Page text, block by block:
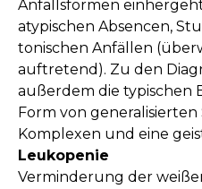
Anfallsformen
atypischen Absencen,
tonischen Anfällen
auftretend). Zu den
außerdem die typischen
Form von generalisierten
Komplexen und eine
Leukopenie
Verminderung der